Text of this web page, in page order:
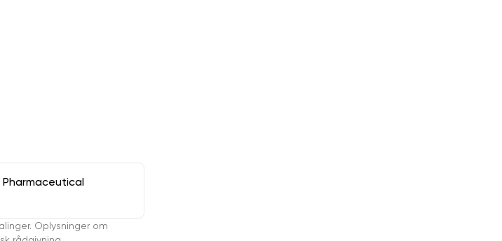
Oplysninger om